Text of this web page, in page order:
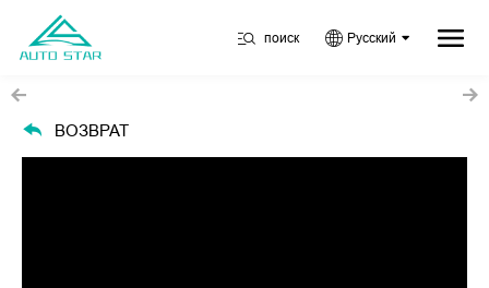
поиск Русский
ВОЗВРАТ